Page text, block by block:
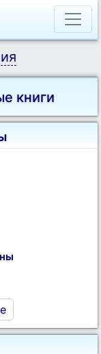
книги